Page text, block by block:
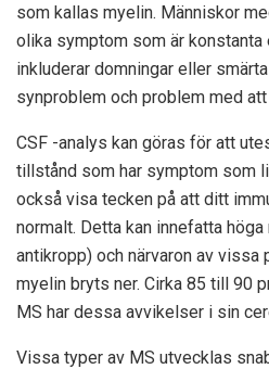
som kallas myelin. Människor
olika symptom som är konstanta
inkluderar domningar eller
synproblem och problem med att
CSF -analys kan göras för att
tillstånd som har symptom som
också visa tecken på att ditt
normalt. Detta kan innefatta
antikropp) och närvaron av
myelin bryts ner. Cirka 85 till 90
MS har dessa avvikelser i sin
Vissa typer av MS utvecklas